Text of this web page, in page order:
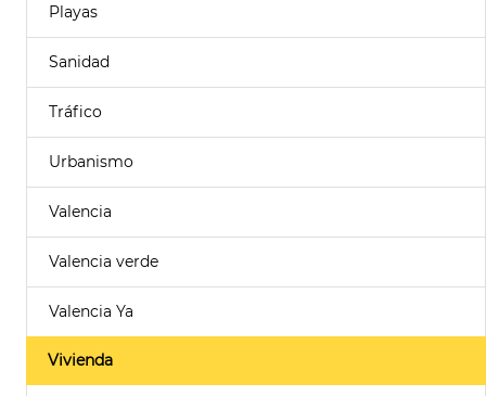
Playas
Sanidad
Tráfico
Urbanismo
Valencia
Valencia verde
Valencia Ya
Vivienda